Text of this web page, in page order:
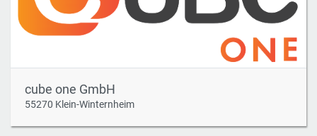
cube one GmbH
55270 Klein-Winternheim